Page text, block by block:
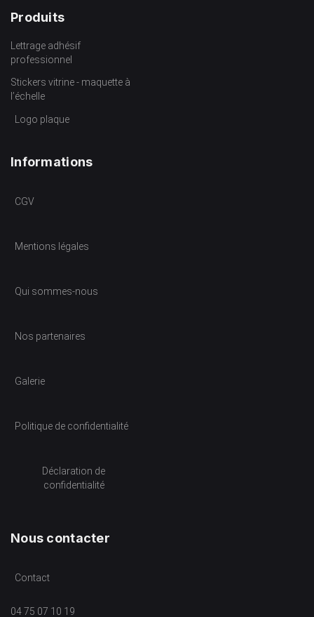
Produits
Lettrage adhésif
professionnel
Stickers vitrine - maquette à
l’échelle
Logo plaque
Informations
CGV
Mentions légales
Qui sommes-nous
Nos partenaires
Galerie
Politique de confidentialité
Déclaration de
confidentialité
Nous contacter
Contact
04 75 07 10 19